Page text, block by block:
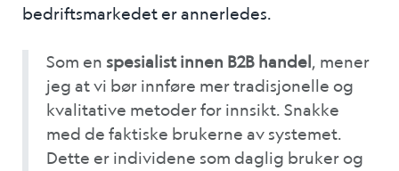
bedriftsmarkedet er annerledes.
Som en spesialist innen B2B handel, mener
jeg at vi bør innføre mer tradisjonelle og
kvalitative metoder for innsikt. Snakke
med de faktiske brukerne av systemet.
Dette er individene som daglig bruker og